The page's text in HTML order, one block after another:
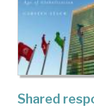
Shared